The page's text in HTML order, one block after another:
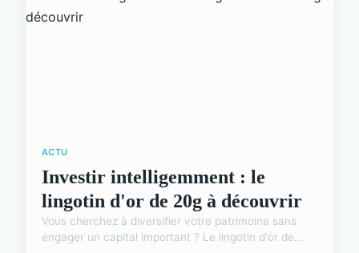
ACTU
Investir intelligemment : le
lingotin d'or de 20g à découvrir
Vous cherchez à diversifier votre patrimoine sans
engager un capital important ? Le lingotin d'or de...